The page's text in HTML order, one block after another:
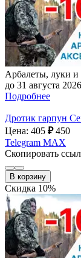
Арбалеты, луки и
до 31 августа 2026
Подробнее
Дротик гарпун
Цена: 405 ₽ 450
Telegram MAX
Скопировать
В корзину
Скидка 10%